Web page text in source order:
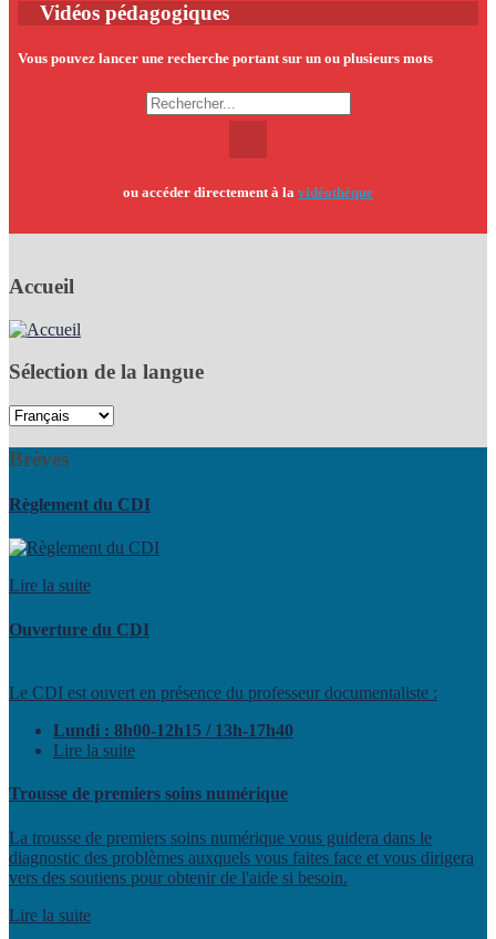
Vidéos pédagogiques
Vous pouvez lancer une recherche portant sur un ou plusieurs mots
ou accéder directement à la vidéothèque
Accueil
Sélection de la langue
Brèves
Règlement du CDI
Lire la suite
Ouverture du CDI
Le CDI est ouvert en présence du professeur documentaliste :
Lundi : 8h00-12h15 / 13h-17h40
Lire la suite
Trousse de premiers soins numérique
La trousse de premiers soins numérique vous guidera dans le
diagnostic des problèmes auxquels vous faites face et vous dirigera
vers des soutiens pour obtenir de l'aide si besoin.
Lire la suite